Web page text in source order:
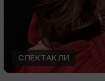
СПЕКТАКЛИ